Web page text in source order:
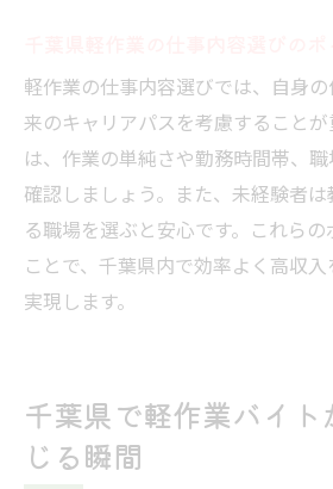
軽作業の仕事内容選びでは、自身
来のキャリアパスを考慮すること
は、作業の単純さや勤務時間帯、
確認しましょう。また、未経験者
る職場を選ぶと安心です。これら
ことで、千葉県内で効率よく高収
実現します。
千葉県で軽作業バイ
じる瞬間